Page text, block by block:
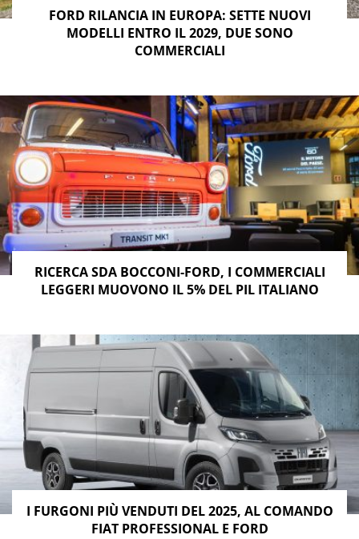
FORD RILANCIA IN EUROPA: SETTE NUOVI
MODELLI ENTRO IL 2029, DUE SONO
COMMERCIALI
RICERCA SDA BOCCONI-FORD, I COMMERCIALI
LEGGERI MUOVONO IL 5% DEL PIL ITALIANO
I FURGONI PIÙ VENDUTI DEL 2025, AL COMANDO
FIAT PROFESSIONAL E FORD